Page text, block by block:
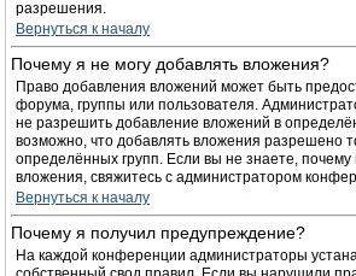
разрешения.
Вернуться к началу
Почему я не могу добавлять вложения?
Право добавления вложений может быть
форума, группы или пользователя.
не разрешить добавление вложений в
возможно, что добавлять вложения разрешено
определённых групп. Если вы не знаете,
вложения, свяжитесь с администратором
Вернуться к началу
Почему я получил предупреждение?
На каждой конференции администраторы